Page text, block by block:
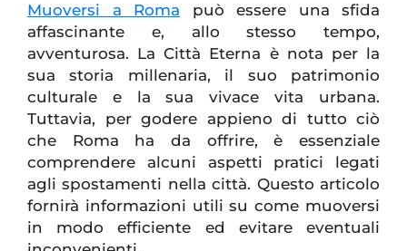
Muoversi a Roma può essere una sfida
affascinante e, allo stesso tempo,
avventurosa. La Città Eterna è nota per la
sua storia millenaria, il suo patrimonio
culturale e la sua vivace vita urbana.
Tuttavia, per godere appieno di tutto ciò
che Roma ha da offrire, è essenziale
comprendere alcuni aspetti pratici legati
agli spostamenti nella città. Questo articolo
fornirà informazioni utili su come muoversi
in modo efficiente ed evitare eventuali